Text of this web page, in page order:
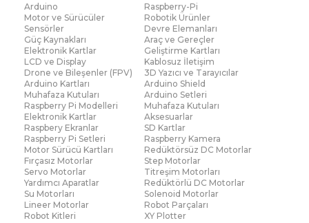
Arduino
Raspberry-Pi
Motor ve Sürücüler
Robotik Ürünler
Sensörler
Devre Elemanları
Güç Kaynakları
Araç ve Gereçler
Elektronik Kartlar
Geliştirme Kartları
LCD ve Display
Kablosuz İletişim
Drone ve Bileşenler (FPV)
3D Yazıcı ve Tarayıcılar
Arduino Kartları
Arduino Shield
Muhafaza Kutuları
Arduino Setleri
Raspberry Pi Modelleri
Muhafaza Kutuları
Elektronik Kartlar
Aksesuarlar
Raspbery Ekranlar
SD Kartlar
Raspberry Pi Setleri
Raspberry Kamera
Motor Sürücü Kartları
Redüktörsüz DC Motorlar
Fırçasız Motorlar
Step Motorlar
Servo Motorlar
Titreşim Motorları
Yardımcı Aparatlar
Redüktörlü DC Motorlar
Su Motorları
Solenoid Motorlar
Lineer Motorlar
Robot Parçaları
Robot Kitleri
XY Plotter